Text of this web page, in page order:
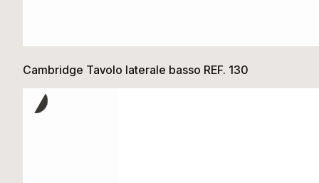
Cambridge Tavolo laterale basso REF. 130